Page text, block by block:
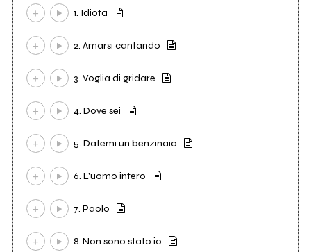
1. Idiota
2. Amarsi cantando
3. Voglia di gridare
4. Dove sei
5. Datemi un benzinaio
6. L'uomo intero
7. Paolo
8. Non sono stato io